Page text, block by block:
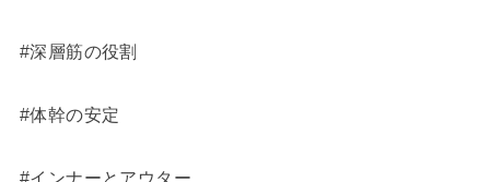
#深層筋の役割
#体幹の安定
#インナーとアウター